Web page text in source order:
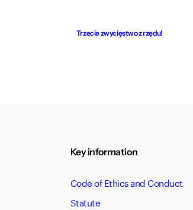
Trzecie zwycięstwo z rzędu!
Key information
Code of Ethics and Conduct
Statute